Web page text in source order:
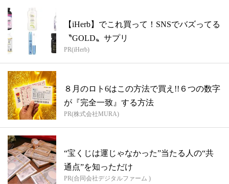
【iHerb】でこれ買って！SNSでバズってる
〝GOLD〟サプリ
PR(iHerb)
８月のロト6はこの方法で買え!!６つの数字
が『完全一致』する方法
PR(株式会社MURA)
“宝くじは運じゃなかった”当たる人の“共
通点”を知っただけ
PR(合同会社デジタルファーム )